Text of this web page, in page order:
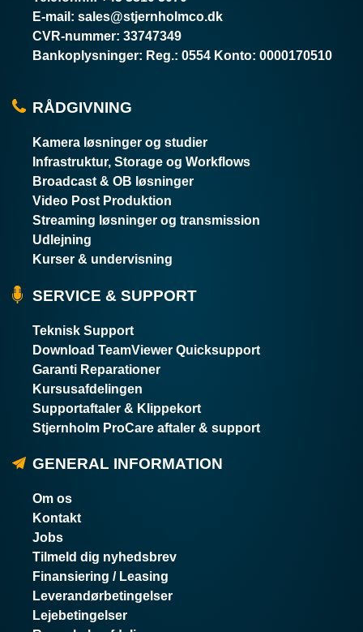
E-mail : sales@stjernholmco.dk
CVR-nummer: 33747349
Bankoplysninger: Reg.: 0554 Konto: 0000170510
RÅDGIVNING
Kamera løsninger og studier
Infrastruktur, Storage og Workflows
Broadcast & OB løsninger
Video Post Produktion
Streaming løsninger og transmission
Udlejning
Kurser & undervisning
SERVICE & SUPPORT
Teknisk Support
Download TeamViewer Quicksupport
Garanti Reparationer
Kursusafdelingen
Supportaftaler & Klippekort
Stjernholm ProCare aftaler & support
GENERAL INFORMATION
Om os
Kontakt
Jobs
Tilmeld dig nyhedsbrev
Finansiering / Leasing
Leverandørbetingelser
Lejebetingelser